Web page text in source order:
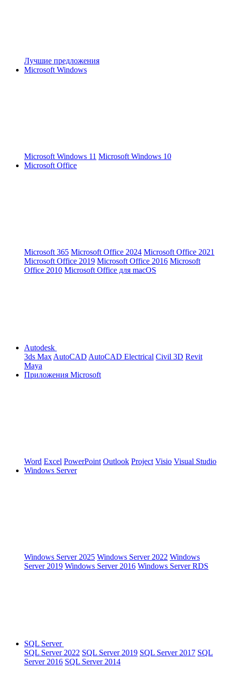
Лучшие предложения
Microsoft Windows
Microsoft Windows 11 Microsoft Windows 10
Microsoft Office
Microsoft 365 Microsoft Office 2024 Microsoft Office 2021
Microsoft Office 2019 Microsoft Office 2016 Microsoft
Office 2010 Microsoft Office для macOS
Autodesk
3ds Max AutoCAD AutoCAD Electrical Civil 3D Revit
Maya
Приложения Microsoft
Word Excel PowerPoint Outlook Project Visio Visual Studio
Windows Server
Windows Server 2025 Windows Server 2022 Windows
Server 2019 Windows Server 2016 Windows Server RDS
SQL Server
SQL Server 2022 SQL Server 2019 SQL Server 2017 SQL
Server 2016 SQL Server 2014